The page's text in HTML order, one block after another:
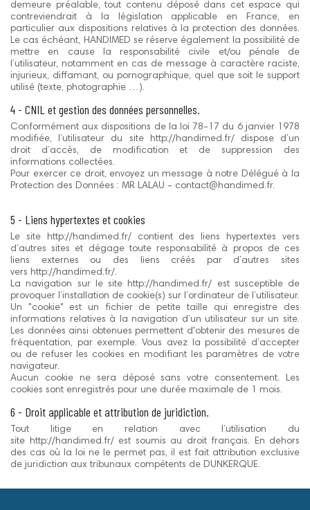
demeure préalable, tout contenu déposé dans cet espace qui
contreviendrait à la législation applicable en France, en
particulier aux dispositions relatives à la protection des données.
Le cas échéant, HANDIMED se réserve également la possibilité de
mettre en cause la responsabilité civile et/ou pénale de
l’utilisateur, notamment en cas de message à caractère raciste,
injurieux, diffamant, ou pornographique, quel que soit le support
utilisé (texte, photographie …).
4 - CNIL et gestion des données personnelles.
Conformément aux dispositions de la loi 78-17 du 6 janvier 1978
modifiée, l’utilisateur du site http://handimed.fr/ dispose d’un
droit d’accès, de modification et de suppression des
informations collectées.
Pour exercer ce droit, envoyez un message à notre Délégué à la
Protection des Données : MR LALAU - contact@handimed.fr.
5 - Liens hypertextes et cookies
Le site http://handimed.fr/ contient des liens hypertextes vers
d’autres sites et dégage toute responsabilité à propos de ces
liens externes ou des liens créés par d’autres sites
vers http://handimed.fr/.
La navigation sur le site http://handimed.fr/ est susceptible de
provoquer l’installation de cookie(s) sur l’ordinateur de l’utilisateur.
Un "cookie" est un fichier de petite taille qui enregistre des
informations relatives à la navigation d’un utilisateur sur un site.
Les données ainsi obtenues permettent d'obtenir des mesures de
fréquentation, par exemple. Vous avez la possibilité d’accepter
ou de refuser les cookies en modifiant les paramètres de votre
navigateur.
Aucun cookie ne sera déposé sans votre consentement. Les
cookies sont enregistrés pour une durée maximale de 1 mois.
6 - Droit applicable et attribution de juridiction.
Tout litige en relation avec l’utilisation du
site http://handimed.fr/ est soumis au droit français. En dehors
des cas où la loi ne le permet pas, il est fait attribution exclusive
de juridiction aux tribunaux compétents de DUNKERQUE.